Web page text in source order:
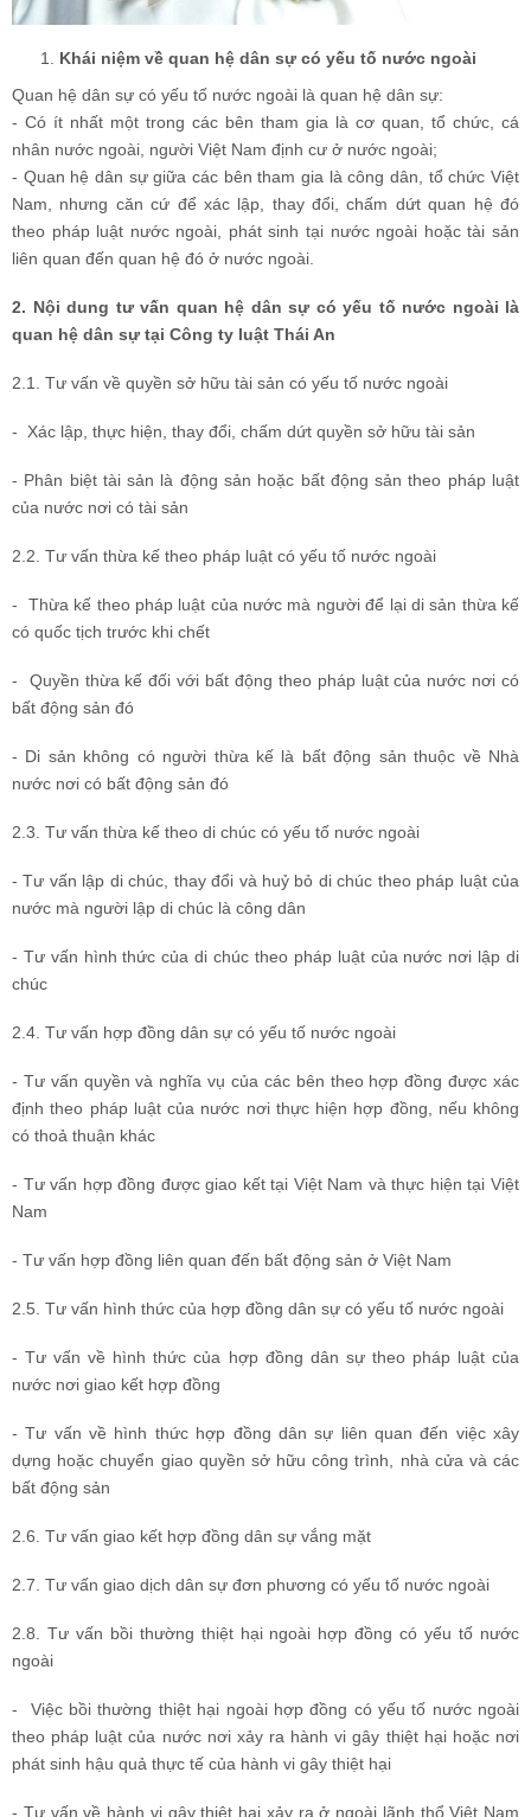
Khái niệm về quan hệ dân sự có yếu tố nước ngoài
Quan hệ dân sự có yếu tố nước ngoài là quan hệ dân sự:
- Có ít nhất một trong các bên tham gia là cơ quan, tổ chức, cá
nhân nước ngoài, người Việt Nam định cư ở nước ngoài;
- Quan hệ dân sự giữa các bên tham gia là công dân, tổ chức Việt
Nam, nhưng căn cứ để xác lập, thay đổi, chấm dứt quan hệ đó
theo pháp luật nước ngoài, phát sinh tại nước ngoài hoặc tài sản
liên quan đến quan hệ đó ở nước ngoài.
2. Nội dung tư vấn quan hệ dân sự có yếu tố nước ngoài là
quan hệ dân sự tại Công ty luật Thái An
2.1. Tư vấn về quyền sở hữu tài sản có yếu tố nước ngoài
- Xác lập, thực hiện, thay đổi, chấm dứt quyền sở hữu tài sản
- Phân biệt tài sản là động sản hoặc bất động sản theo pháp luật
của nước nơi có tài sản
2.2. Tư vấn thừa kế theo pháp luật có yếu tố nước ngoài
- Thừa kế theo pháp luật của nước mà người để lại di sản thừa kế
có quốc tịch trước khi chết
- Quyền thừa kế đối với bất động theo pháp luật của nước nơi có
bất động sản đó
- Di sản không có người thừa kế là bất động sản thuộc về Nhà
nước nơi có bất động sản đó
2.3. Tư vấn thừa kế theo di chúc có yếu tố nước ngoài
- Tư vấn lập di chúc, thay đổi và huỷ bỏ di chúc theo pháp luật của
nước mà người lập di chúc là công dân
- Tư vấn hình thức của di chúc theo pháp luật của nước nơi lập di
chúc
2.4. Tư vấn hợp đồng dân sự có yếu tố nước ngoài
- Tư vấn quyền và nghĩa vụ của các bên theo hợp đồng được xác
định theo pháp luật của nước nơi thực hiện hợp đồng, nếu không
có thoả thuận khác
- Tư vấn hợp đồng được giao kết tại Việt Nam và thực hiện tại Việt
Nam
- Tư vấn hợp đồng liên quan đến bất động sản ở Việt Nam
2.5. Tư vấn hình thức của hợp đồng dân sự có yếu tố nước ngoài
- Tư vấn về hình thức của hợp đồng dân sự theo pháp luật của
nước nơi giao kết hợp đồng
- Tư vấn về hình thức hợp đồng dân sự liên quan đến việc xây
dựng hoặc chuyển giao quyền sở hữu công trình, nhà cửa và các
bất động sản
2.6. Tư vấn giao kết hợp đồng dân sự vắng mặt
2.7. Tư vấn giao dịch dân sự đơn phương có yếu tố nước ngoài
2.8. Tư vấn bồi thường thiệt hại ngoài hợp đồng có yếu tố nước
ngoài
- Việc bồi thường thiệt hại ngoài hợp đồng có yếu tố nước ngoài
theo pháp luật của nước nơi xảy ra hành vi gây thiệt hại hoặc nơi
phát sinh hậu quả thực tế của hành vi gây thiệt hại
- Tư vấn về hành vi gây thiệt hại xảy ra ở ngoài lãnh thổ Việt Nam